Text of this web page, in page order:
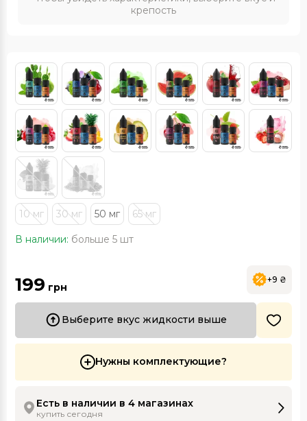
крепость
10 мг 30 мг 50 мг 65 мг
В наличии: больше 5 шт
199 грн
+9 ₴
Выберите вкус жидкости выше
Нужны комплектующие?
Есть в наличии в 4 магазинах
купить сегодня